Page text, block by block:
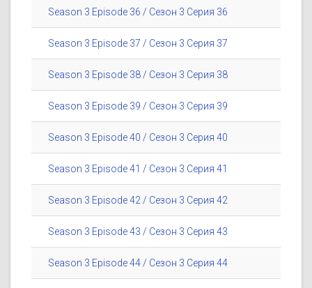
Season 3 Episode 36 / Сезон 3 Серия 36
Season 3 Episode 37 / Сезон 3 Серия 37
Season 3 Episode 38 / Сезон 3 Серия 38
Season 3 Episode 39 / Сезон 3 Серия 39
Season 3 Episode 40 / Сезон 3 Серия 40
Season 3 Episode 41 / Сезон 3 Серия 41
Season 3 Episode 42 / Сезон 3 Серия 42
Season 3 Episode 43 / Сезон 3 Серия 43
Season 3 Episode 44 / Сезон 3 Серия 44